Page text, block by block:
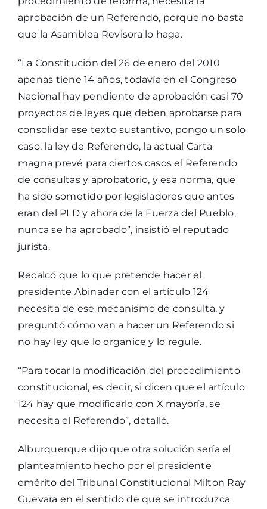
aprobación de un Referendo, porque no basta
que la Asamblea Revisora lo haga.
“La Constitución del 26 de enero del 2010
apenas tiene 14 años, todavía en el Congreso
Nacional hay pendiente de aprobación casi 70
proyectos de leyes que deben aprobarse para
consolidar ese texto sustantivo, pongo un solo
caso, la ley de Referendo, la actual Carta
magna prevé para ciertos casos el Referendo
de consultas y aprobatorio, y esa norma, que
ha sido sometido por legisladores que antes
eran del PLD y ahora de la Fuerza del Pueblo,
nunca se ha aprobado”, insistió el reputado
jurista.
Recalcó que lo que pretende hacer el
presidente Abinader con el artículo 124
necesita de ese mecanismo de consulta, y
preguntó cómo van a hacer un Referendo si
no hay ley que lo organice y lo regule.
“Para tocar la modificación del procedimiento
constitucional, es decir, si dicen que el artículo
124 hay que modificarlo con X mayoría, se
necesita el Referendo”, detalló.
Alburquerque dijo que otra solución sería el
planteamiento hecho por el presidente
emérito del Tribunal Constitucional Milton Ray
Guevara en el sentido de que se introduzca